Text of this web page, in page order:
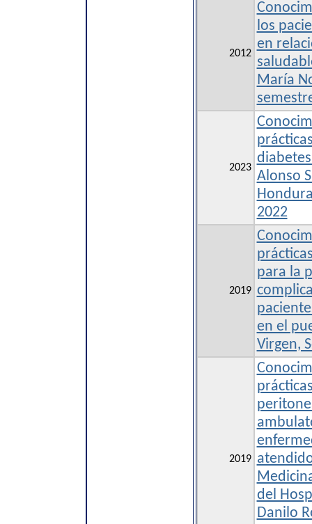
2012
los
en
María
2023
Alonso
2022
2019
para la
en el
Virgen,
2019
del
Danilo